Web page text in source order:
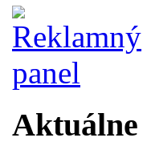
Aktuálne